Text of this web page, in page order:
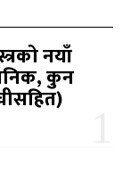
नयाँ
कुन